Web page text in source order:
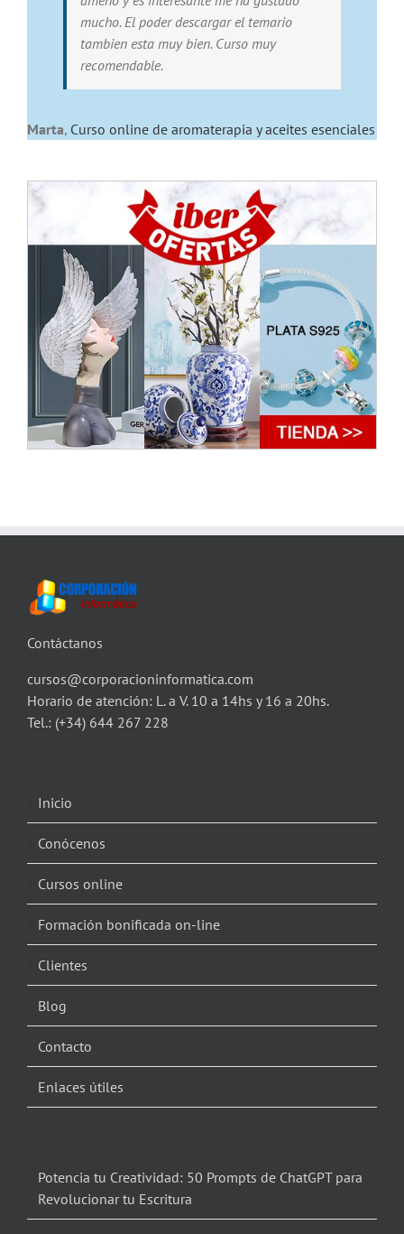
mucho. El poder descargar el temario
tambien esta muy bien. Curso muy
recomendable.
Marta, Curso online de aromaterapia y aceites esenciales
Contáctanos
cursos@corporacioninformatica.com
Horario de atención: L. a V. 10 a 14hs y 16 a 20hs.
Tel.: (+34) 644 267 228
Inicio
Conócenos
Cursos online
Formación bonificada on-line
Clientes
Blog
Contacto
Enlaces útiles
Potencia tu Creatividad: 50 Prompts de ChatGPT para
Revolucionar tu Escritura